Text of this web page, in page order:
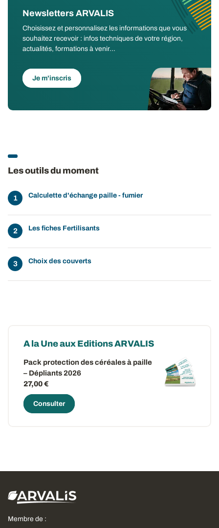
Newsletters ARVALIS
Choisissez et personnalisez les informations que vous
souhaitez recevoir : infos techniques de votre région,
actualités, formations à venir...
Je m'inscris
Les outils du moment
Calculette d'échange paille - fumier
Les fiches Fertilisants
Choix des couverts
A la Une aux Editions ARVALIS
Pack protection des céréales à paille
– Dépliants 2026
27,00 €
Consulter
Membre de :